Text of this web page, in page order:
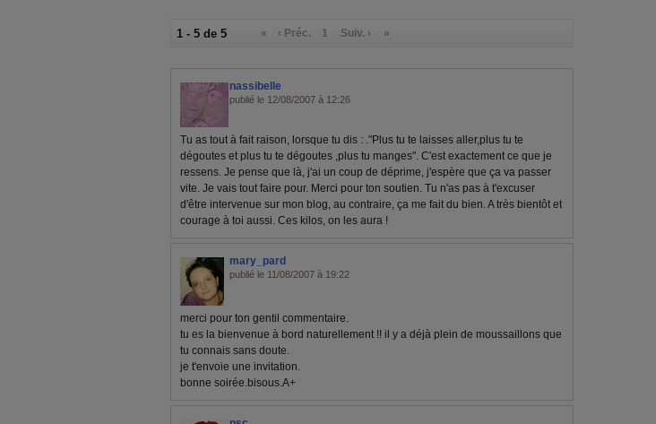
1 - 5 de 5 « ‹ Préc. 1 Suiv. › »
nassibelle
publié le 12/08/2007 à 12:26
Tu as tout à fait raison, lorsque tu dis : ."Plus tu te laisses aller,plus tu te
dégoutes et plus tu te dégoutes ,plus tu manges". C'est exactement ce que je
ressens. Je pense que là, j'ai un coup de déprime, j'espère que ça va passer
vite. Je vais tout faire pour. Merci pour ton soutien. Tu n'as pas à t'excuser
d'être intervenue sur mon blog, au contraire, ça me fait du bien. A très bientôt et
courage à toi aussi. Ces kilos, on les aura !
mary_pard
publié le 11/08/2007 à 19:22
merci pour ton gentil commentaire.
tu es la bienvenue à bord naturellement !! il y a déjà plein de moussaillons que
tu connais sans doute.
je t'envoie une invitation.
bonne soirée.bisous.A+